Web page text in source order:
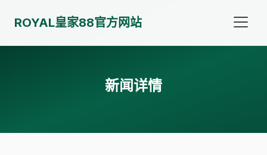
ROYAL皇家88官方网站
新闻详情